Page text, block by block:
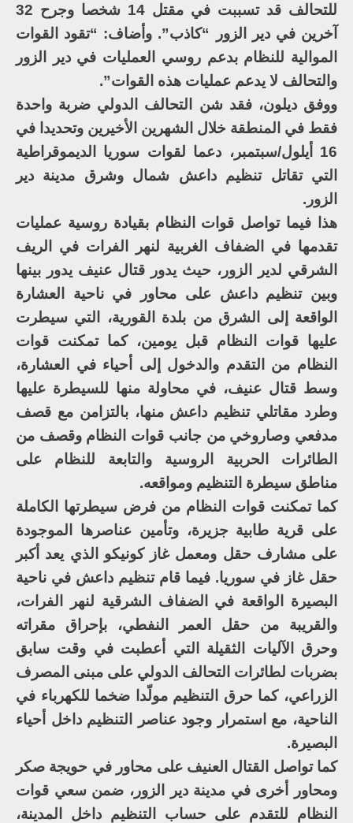
للتحالف قد تسببت في مقتل 14 شخصا وجرح 32
آخرين في دير الزور “كاذب”. وأضاف: “تقود القوات
الموالية للنظام بدعم روسي العمليات في دير الزور
والتحالف لا يدعم عمليات هذه القوات”.
ووفق ديلون، فقد شن التحالف الدولي ضربة واحدة
فقط في المنطقة خلال الشهرين الأخيرين وتحديدا في
16 أيلول/سبتمبر، دعما لقوات سوريا الديموقراطية
التي تقاتل تنظيم داعش شمال وشرق مدينة دير
الزور.
هذا فيما تواصل قوات النظام بقيادة روسية عمليات
تقدمها في الضفاف الغربية لنهر الفرات في الريف
الشرقي لدير الزور، حيث يدور قتال عنيف يدور بينها
وبين تنظيم داعش على محاور في ناحية العشارة
الواقعة إلى الشرق من بلدة القورية، التي سيطرت
عليها قوات النظام قبل يومين، كما تمكنت قوات
النظام من التقدم والدخول إلى أحياء في العشارة،
وسط قتال عنيف، في محاولة منها للسيطرة عليها
وطرد مقاتلي تنظيم داعش منها، بالتزامن مع قصف
مدفعي وصاروخي من جانب قوات النظام وقصف من
الطائرات الحربية الروسية والتابعة للنظام على
مناطق سيطرة التنظيم ومواقعه.
كما تمكنت قوات النظام من فرض سيطرتها الكاملة
على قرية طابية جزيرة، وتأمين عناصرها الموجودة
على مشارف حقل ومعمل غاز كونيكو الذي يعد أكبر
حقل غاز في سوريا. فيما قام تنظيم داعش في ناحية
البصيرة الواقعة في الضفاف الشرقية لنهر الفرات،
والقريبة من حقل العمر النفطي، بإحراق مقراته
وحرق الآليات الثقيلة التي أعطبت في وقت سابق
بضربات لطائرات التحالف الدولي على مبنى المصرف
الزراعي، كما حرق التنظيم مولّدا ضخما للكهرباء في
الناحية، مع استمرار وجود عناصر التنظيم داخل أحياء
البصيرة.
كما تواصل القتال العنيف على محاور في حويجة صكر
ومحاور أخرى في مدينة دير الزور، ضمن سعي قوات
النظام للتقدم على حساب التنظيم داخل المدينة،